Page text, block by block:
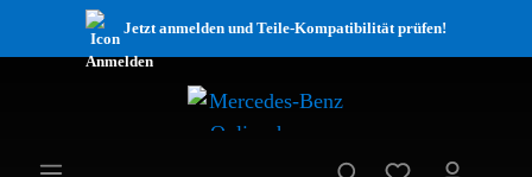
Jetzt anmelden und Teile-Kompatibilität prüfen!